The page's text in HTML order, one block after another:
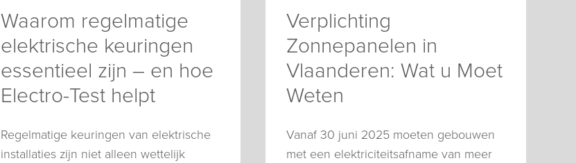
Waarom regelmatige
elektrische keuringen
essentieel zijn – en hoe
Electro-Test helpt
Regelmatige keuringen van elektrische
installaties zijn niet alleen wettelijk
Verplichting
Zonnepanelen in
Vlaanderen: Wat u Moet
Weten
Vanaf 30 juni 2025 moeten gebouwen
met een elektriciteitsafname van meer